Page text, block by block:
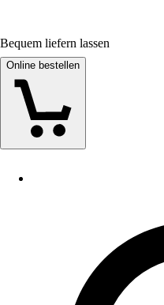
Bequem liefern lassen
Online bestellen